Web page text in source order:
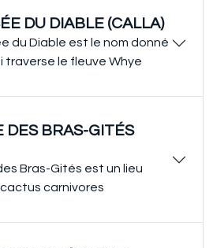
DU DIABLE (CALLA)
du Diable est le nom donné
traverse le fleuve Whye
DES BRAS-GITÉS
Bras-Gités est un lieu
carnivores